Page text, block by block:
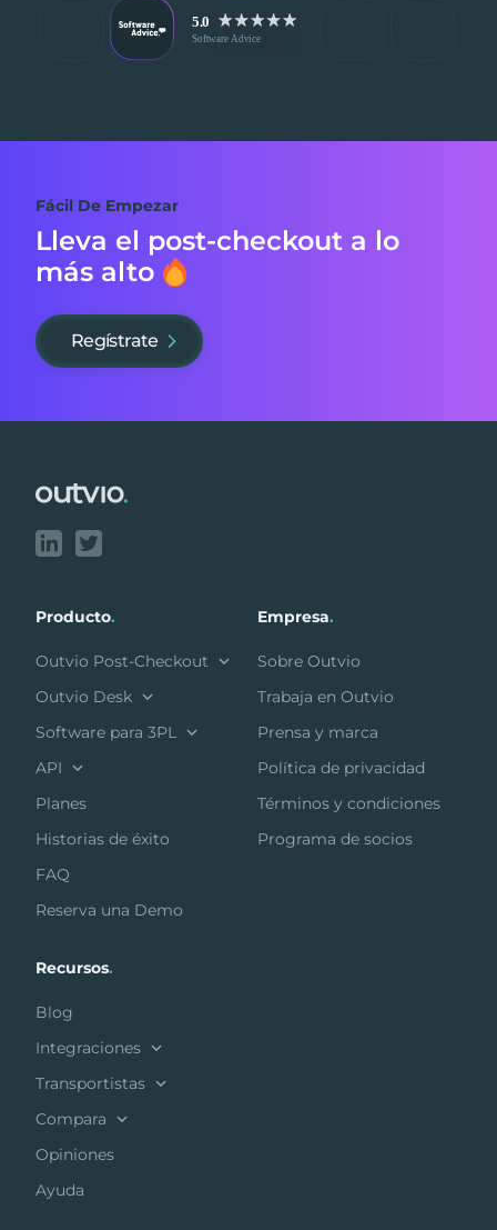
Fácil De Empezar
Lleva el post-checkout a lo
más alto
Regístrate
Producto.
Outvio Post-Checkout
Outvio Desk
Software para 3PL
API
Planes
Historias de éxito
FAQ
Reserva una Demo
Empresa.
Sobre Outvio
Trabaja en Outvio
Prensa y marca
Política de privacidad
Términos y condiciones
Programa de socios
Recursos.
Blog
Integraciones
Transportistas
Compara
Opiniones
Ayuda